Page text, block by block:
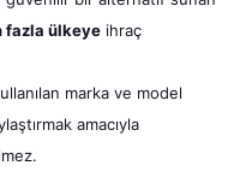
fazla ülkeye ihraç
marka ve model
amacıyla